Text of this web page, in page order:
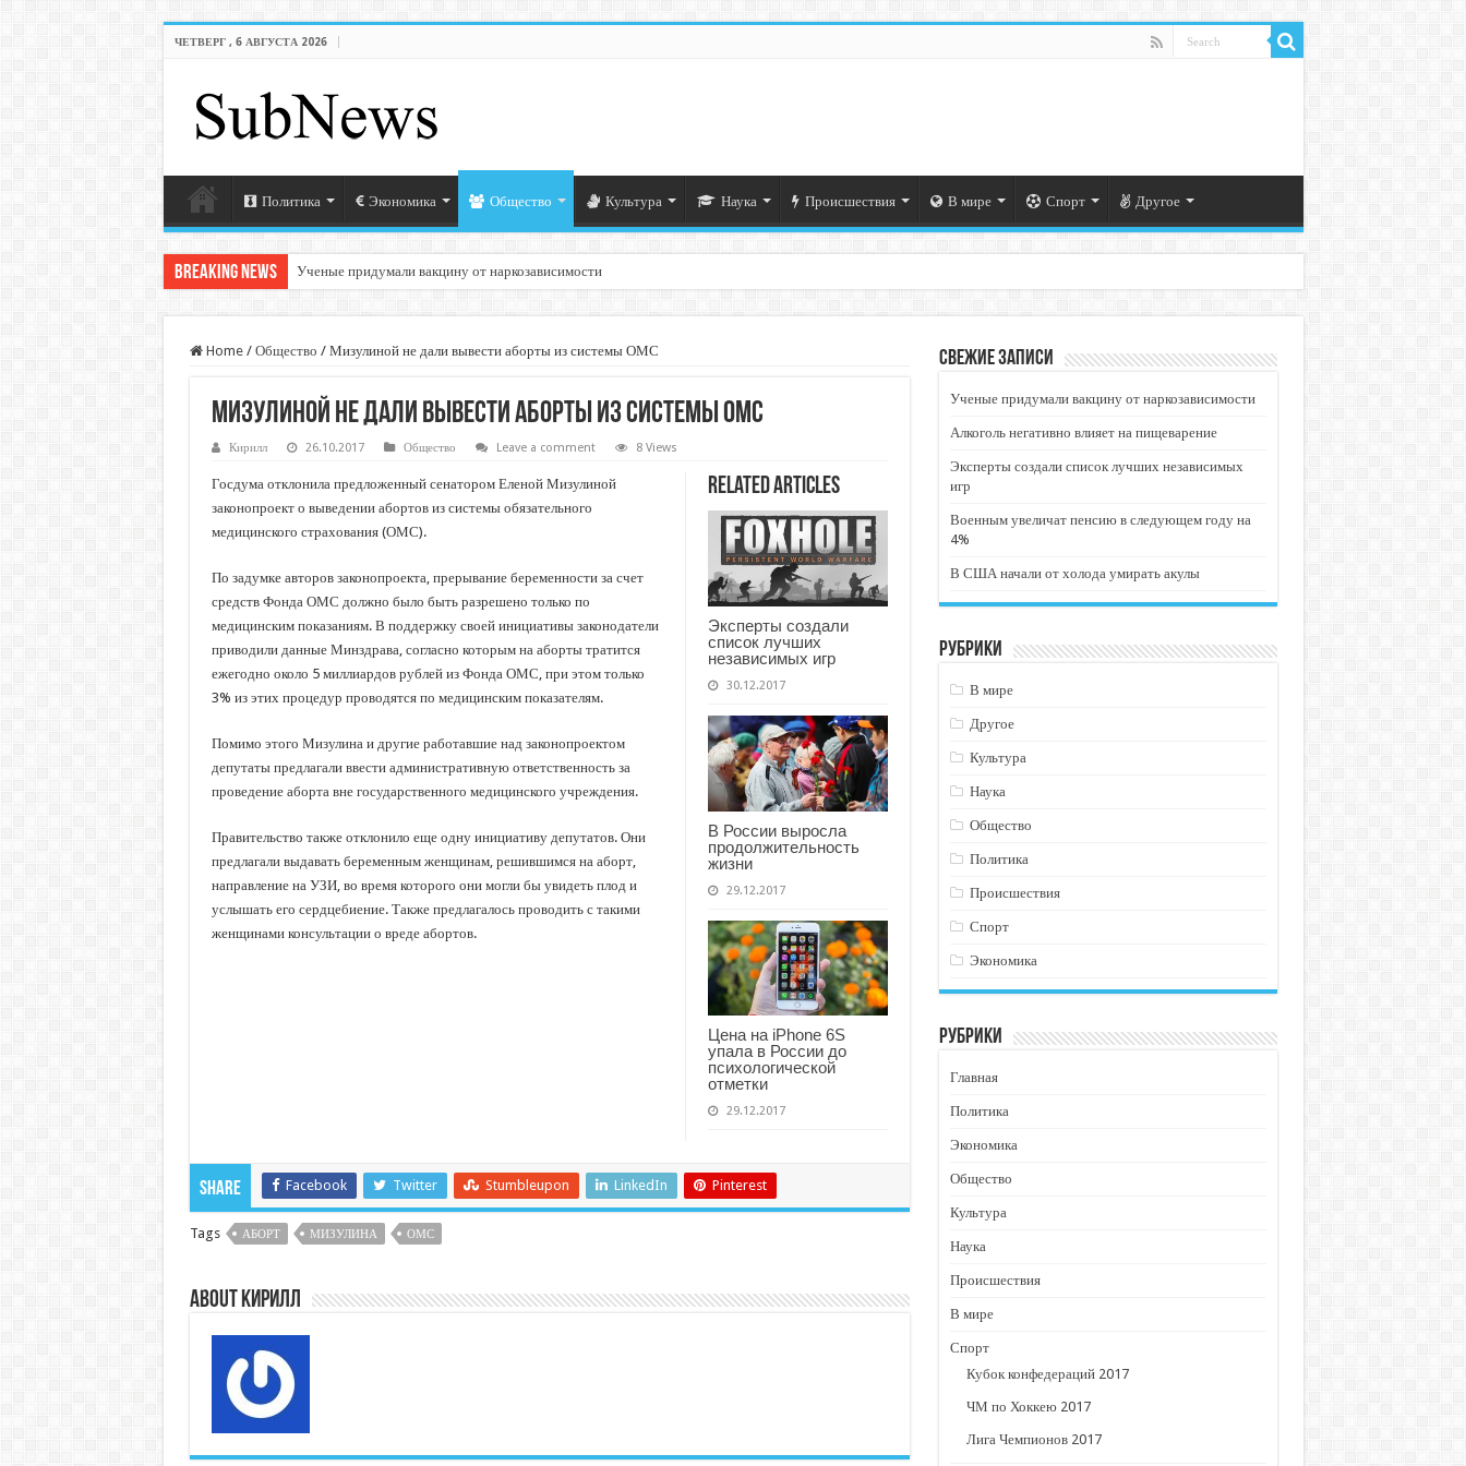
ЧЕТВЕРГ , 6 АВГУСТА 2026
Политика Экономика Общество Культура Наука Происшествия В мире Спорт Другое
Breaking News Ученые придумали вакцину от наркозависимости
Home / Общество / Мизулиной не дали вывести аборты из системы ОМС
Мизулиной не дали вывести аборты из системы ОМС
Кирилл 26.10.2017 Общество Leave a comment 8 Views
Related Articles
Эксперты создали
список лучших
независимых игр
30.12.2017
В России выросла
продолжительность
жизни
29.12.2017
Цена на iPhone 6S
упала в России до
психологической
отметки
29.12.2017
Госдума отклонила предложенный сенатором Еленой Мизулиной
законопроект о выведении абортов из системы обязательного
медицинского страхования (ОМС).
По задумке авторов законопроекта, прерывание беременности за счет
средств Фонда ОМС должно было быть разрешено только по
медицинским показаниям. В поддержку своей инициативы законодатели
приводили данные Минздрава, согласно которым на аборты тратится
ежегодно около 5 миллиардов рублей из Фонда ОМС, при этом только
3% из этих процедур проводятся по медицинским показателям.
Помимо этого Мизулина и другие работавшие над законопроектом
депутаты предлагали ввести административную ответственность за
проведение аборта вне государственного медицинского учреждения.
Правительство также отклонило еще одну инициативу депутатов. Они
предлагали выдавать беременным женщинам, решившимся на аборт,
направление на УЗИ, во время которого они могли бы увидеть плод и
услышать его сердцебиение. Также предлагалось проводить с такими
женщинами консультации о вреде абортов.
Share Facebook Twitter Stumbleupon LinkedIn Pinterest
Tags АБОРТ МИЗУЛИНА ОМС
About Кирилл
Свежие записи
Ученые придумали вакцину от наркозависимости
Алкоголь негативно влияет на пищеварение
Эксперты создали список лучших независимых
игр
Военным увеличат пенсию в следующем году на
4%
В США начали от холода умирать акулы
Рубрики
В мире
Другое
Культура
Наука
Общество
Политика
Происшествия
Спорт
Экономика
Рубрики
Главная
Политика
Экономика
Общество
Культура
Наука
Происшествия
В мире
Спорт
Кубок конфедераций 2017
ЧМ по Хоккею 2017
Лига Чемпионов 2017